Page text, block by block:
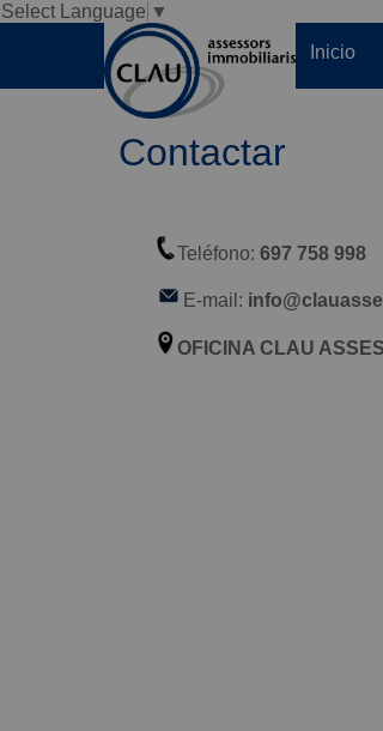
Select Language ▼
Inicio
Contactar
Teléfono: 697 758 998
E-mail:
OFICINA CLAU